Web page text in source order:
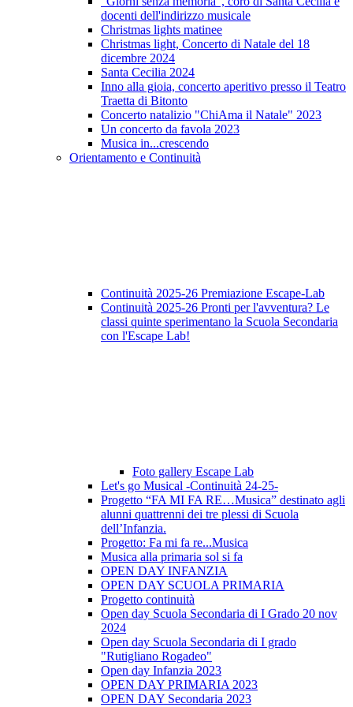
docenti dell'indirizzo musicale
Christmas lights matinee
Christmas light, Concerto di Natale del 18
dicembre 2024
Santa Cecilia 2024
Inno alla gioia, concerto aperitivo presso il Teatro
Traetta di Bitonto
Concerto natalizio "ChiAma il Natale" 2023
Un concerto da favola 2023
Musica in...crescendo
Orientamento e Continuità
Continuità 2025-26 Premiazione Escape-Lab
Continuità 2025-26 Pronti per l'avventura? Le
classi quinte sperimentano la Scuola Secondaria
con l'Escape Lab!
Foto gallery Escape Lab
Let's go Musical -Continuità 24-25-
Progetto “FA MI FA RE…Musica” destinato agli
alunni quattrenni dei tre plessi di Scuola
dell’Infanzia.
Progetto: Fa mi fa re...Musica
Musica alla primaria sol si fa
OPEN DAY INFANZIA
OPEN DAY SCUOLA PRIMARIA
Progetto continuità
Open day Scuola Secondaria di I Grado 20 nov
2024
Open day Scuola Secondaria di I grado
"Rutigliano Rogadeo"
Open day Infanzia 2023
OPEN DAY PRIMARIA 2023
OPEN DAY Secondaria 2023